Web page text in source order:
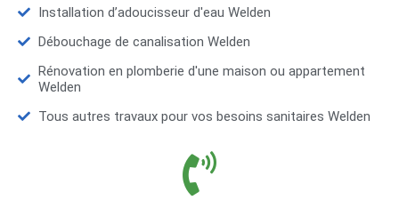
Installation d’adoucisseur d'eau Welden
Débouchage de canalisation Welden
Rénovation en plomberie d'une maison ou appartement
Welden
Tous autres travaux pour vos besoins sanitaires Welden